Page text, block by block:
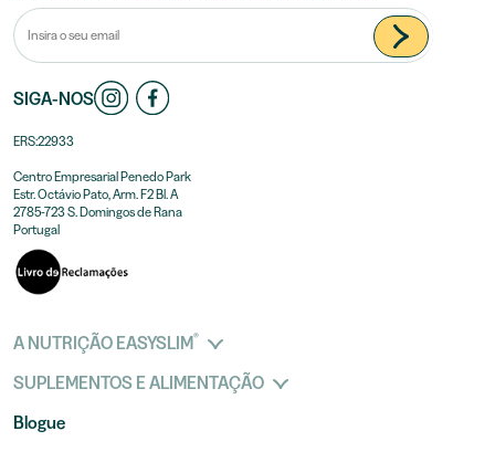
SIGA-NOS
ERS:22933
Centro Empresarial Penedo Park
Estr. Octávio Pato, Arm. F2 Bl. A
2785-723 S. Domingos de Rana
Portugal
A NUTRIÇÃO EASYSLIM®
SUPLEMENTOS E ALIMENTAÇÃO
Blogue